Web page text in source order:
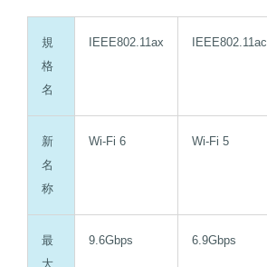
規
格
名
IEEE802.11ax IEEE802.11ac
新
名
称
Wi-Fi 6 Wi-Fi 5
最
大
9.6Gbps 6.9Gbps